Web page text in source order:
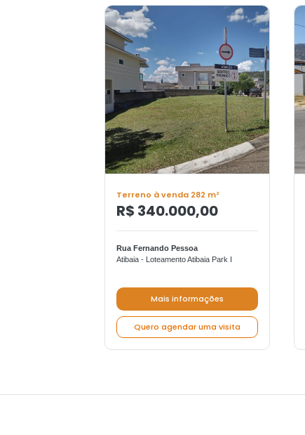
Terreno à venda 282 m²
R$ 340.000,00
Rua Fernando Pessoa
Atibaia - Loteamento Atibaia Park I
Mais informações
Quero agendar uma visita